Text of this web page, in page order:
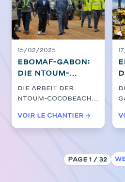
15/02/2025
EBOMAF-GABON:
Die Ntoum-
Cocobeach
Werft unter
Die Arbeit der
Ntoum-Cocobeach
Freitag, den 14.
Februar 2025,...
Voir le chantier →
Page 1 / 32